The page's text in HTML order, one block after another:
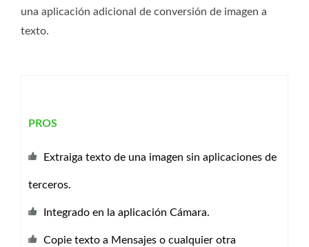
una aplicación adicional de conversión de imagen a
texto.
PROS
Extraiga texto de una imagen sin aplicaciones de
terceros.
Integrado en la aplicación Cámara.
Copie texto a Mensajes o cualquier otra